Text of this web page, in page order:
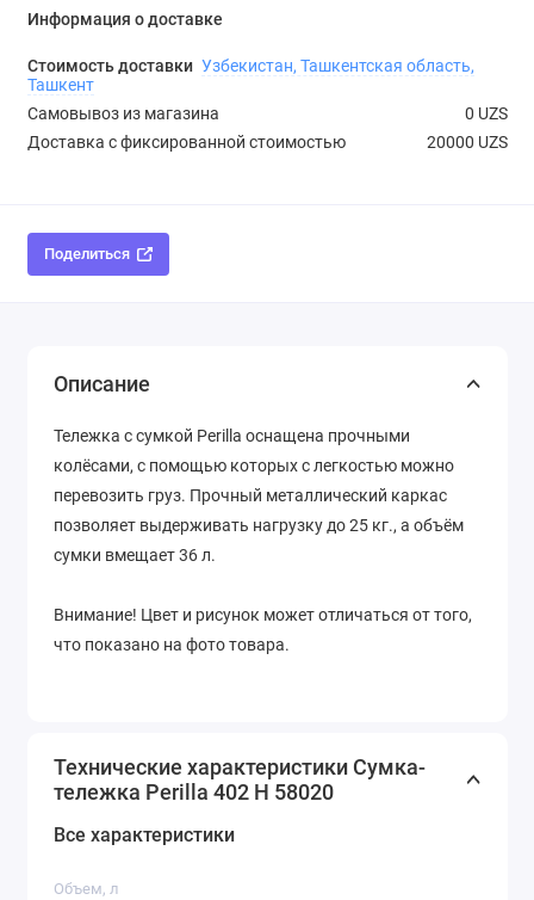
Информация о доставке
Стоимость доставки Узбекистан, Ташкентская область,
Ташкент
Самовывоз из магазина
0 UZS
Доставка с фиксированной стоимостью
20000 UZS
Поделиться
Описание
Тележка с сумкой Perilla оснащена прочными
колёсами, с помощью которых с легкостью можно
перевозить груз. Прочный металлический каркас
позволяет выдерживать нагрузку до 25 кг., а объём
сумки вмещает 36 л.
Внимание! Цвет и рисунок может отличаться от того,
что показано на фото товара.
Технические характеристики Сумка-
тележка Perilla 402 H 58020
Все характеристики
Объем, л